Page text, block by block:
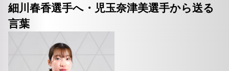
細川春香選手へ・児玉奈津美選手から送る
言葉